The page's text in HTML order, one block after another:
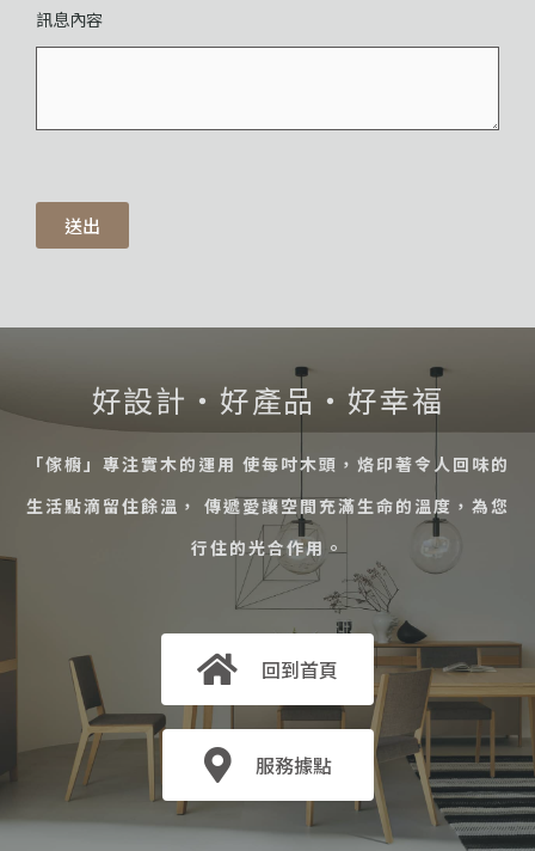
訊息內容
送出
好設計・好產品・好幸福
「傢櫥」專注實木的運用 使每吋木頭，烙印著令人回味的
生活點滴留住餘溫， 傳遞愛讓空間充滿生命的溫度，為您
行住的光合作用。
回到首頁
服務據點